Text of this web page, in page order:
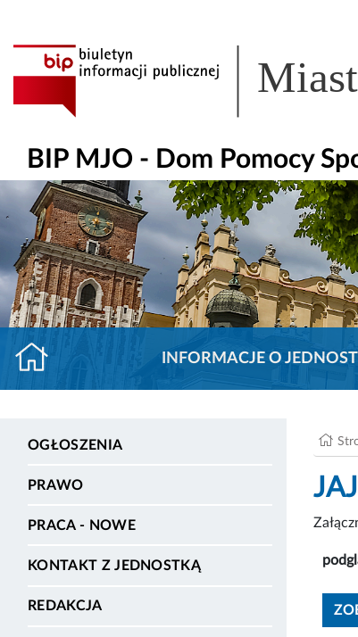
BIP MJO - Dom Pomocy
INFORMACJE O
OGŁOSZENIA
PRAWO
PRACA - NOWE
KONTAKT Z JEDNOSTKĄ
REDAKCJA